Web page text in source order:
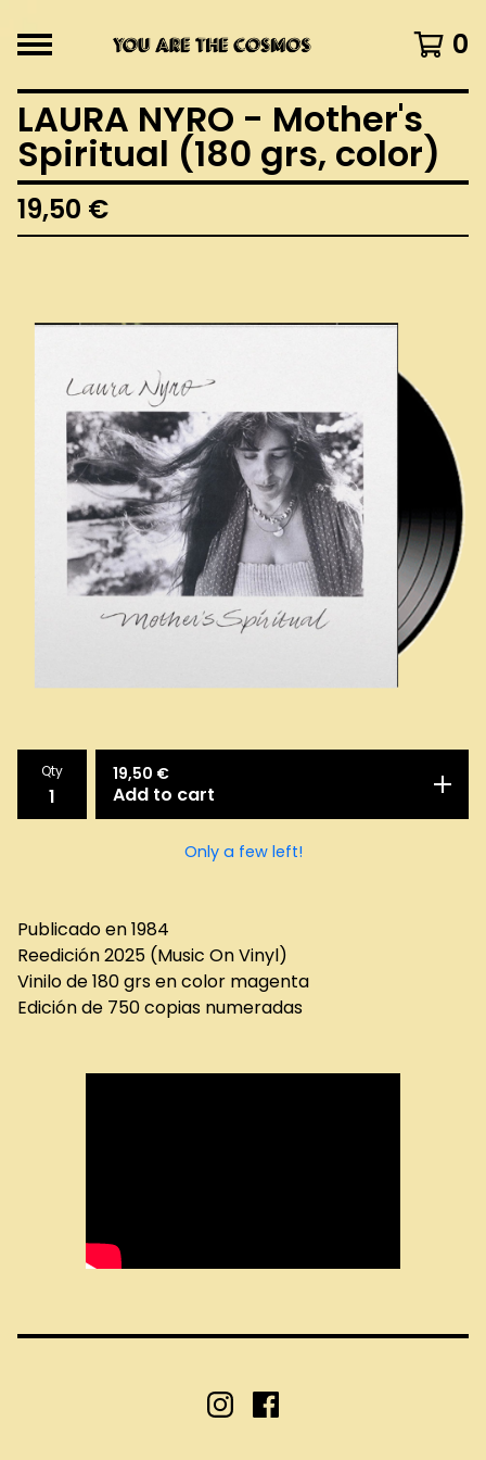
0
LAURA NYRO - Mother's
Spiritual (180 grs, color)
19,50 €
Qty 19,50 €
Add to cart
Only a few left!
Publicado en 1984
Reedición 2025 (Music On Vinyl)
Vinilo de 180 grs en color magenta
Edición de 750 copias numeradas